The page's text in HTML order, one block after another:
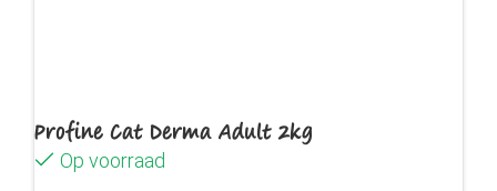
Profine Cat Derma Adult 2kg
Op voorraad